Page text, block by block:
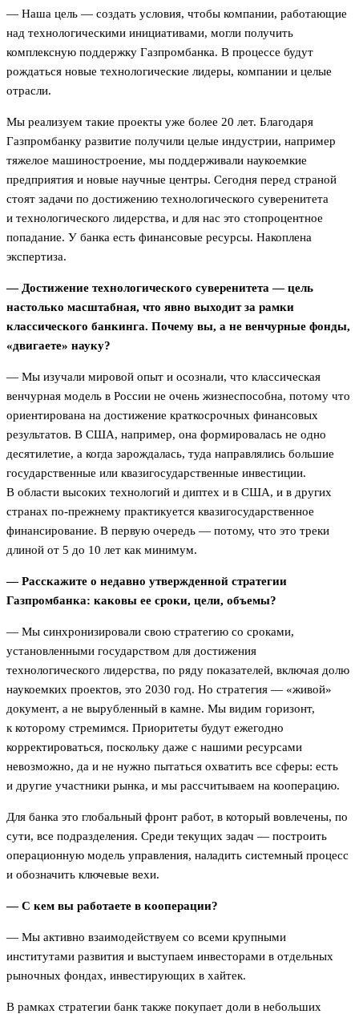
— Наша цель — создать условия, чтобы компании, работающие
над технологическими инициативами, могли получить
комплексную поддержку Газпромбанка. В процессе будут
рождаться новые технологические лидеры, компании и целые
отрасли.
Мы реализуем такие проекты уже более 20 лет. Благодаря
Газпромбанку развитие получили целые индустрии, например
тяжелое машиностроение, мы поддерживали наукоемкие
предприятия и новые научные центры. Сегодня перед страной
стоят задачи по достижению технологического суверенитета
и технологического лидерства, и для нас это стопроцентное
попадание. У банка есть финансовые ресурсы. Накоплена
экспертиза.
— Достижение технологического суверенитета — цель
настолько масштабная, что явно выходит за рамки
классического банкинга. Почему вы, а не венчурные фонды,
«двигаете» науку?
— Мы изучали мировой опыт и осознали, что классическая
венчурная модель в России не очень жизнеспособна, потому что
ориентирована на достижение краткосрочных финансовых
результатов. В США, например, она формировалась не одно
десятилетие, а когда зарождалась, туда направлялись большие
государственные или квазигосударственные инвестиции.
В области высоких технологий и диптех и в США, и в других
странах по-прежнему практикуется квазигосударственное
финансирование. В первую очередь — потому, что это треки
длиной от 5 до 10 лет как минимум.
— Расскажите о недавно утвержденной стратегии
Газпромбанка: каковы ее сроки, цели, объемы?
— Мы синхронизировали свою стратегию со сроками,
установленными государством для достижения
технологического лидерства, по ряду показателей, включая долю
наукоемких проектов, это 2030 год. Но стратегия — «живой»
документ, а не вырубленный в камне. Мы видим горизонт,
к которому стремимся. Приоритеты будут ежегодно
корректироваться, поскольку даже с нашими ресурсами
невозможно, да и не нужно пытаться охватить все сферы: есть
и другие участники рынка, и мы рассчитываем на кооперацию.
Для банка это глобальный фронт работ, в который вовлечены, по
сути, все подразделения. Среди текущих задач — построить
операционную модель управления, наладить системный процесс
и обозначить ключевые вехи.
— С кем вы работаете в кооперации?
— Мы активно взаимодействуем со всеми крупными
институтами развития и выступаем инвесторами в отдельных
рыночных фондах, инвестирующих в хайтек.
В рамках стратегии банк также покупает доли в небольших